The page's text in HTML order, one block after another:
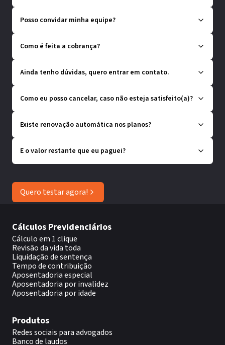
Posso convidar minha equipe?
Como é feita a cobrança?
Ainda tenho dúvidas, quero entrar em contato.
Como eu posso cancelar, caso não esteja satisfeito(a)?
Existe renovação automática nos planos?
E o valor restante que eu paguei?
Quero testar agora!
Cálculos Previdenciários
Cálculo em 1 clique
Revisão da vida toda
Liquidação de sentença
Tempo de contribuição
Aposentadoria especial
Aposentadoria por invalidez
Aposentadoria por idade
Produtos
Redes sociais para advogados
Banco de laudos